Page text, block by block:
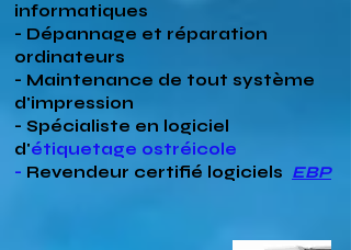
informatiques
- Dépannage et réparation
ordinateurs
- Maintenance de tout système
d'impression
- Spécialiste en logiciel
d'étiquetage ostréicole
- Revendeur certifié logiciels EBP